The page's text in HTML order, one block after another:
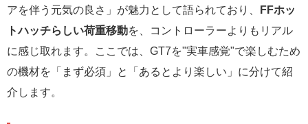
アを伴う元気の良さ」が魅力として語られており、
FFホッ
トハッチらしい荷重移動を、コントローラーよりもリアル
に感じ取れます。ここでは、GT7を"実車感覚"で楽しむため
の機材を「まず必須」と「あるとより楽しい」に分けて紹
介します。